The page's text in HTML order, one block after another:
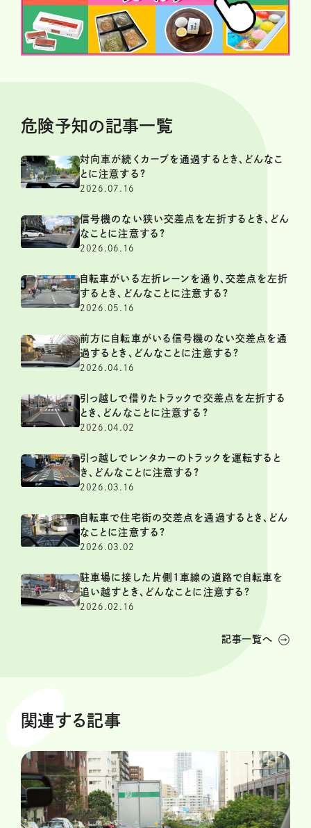
危険予知の記事一覧
対向車が続くカーブを通過するとき、どんなこ
とに注意する?
2026.07.16
信号機のない狭い交差点を左折するとき、どん
なことに注意する?
2026.06.16
自転車がいる左折レーンを通り、交差点を左折
するとき、どんなことに注意する?
2026.05.16
前方に自転車がいる信号機のない交差点を通
過するとき、どんなことに注意する?
2026.04.16
引っ越しで借りたトラックで交差点を左折する
とき、どんなことに注意する?
2026.04.02
引っ越しでレンタカーのトラックを運転すると
き、どんなことに注意する?
2026.03.16
自転車で住宅街の交差点を通過するとき、どん
なことに注意する?
2026.03.02
駐車場に接した片側1車線の道路で自転車を
追い越すとき、どんなことに注意する?
2026.02.16
記事一覧へ
関連する記事